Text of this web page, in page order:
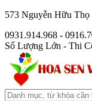
573 Nguyễn Hữu
0931.914.968 -
Số Lượng Lớn - Thi